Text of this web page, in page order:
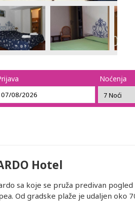
Noćenja
Hotel
sa koje se pruža predivan pogled
Od gradske plaže je udaljen oko